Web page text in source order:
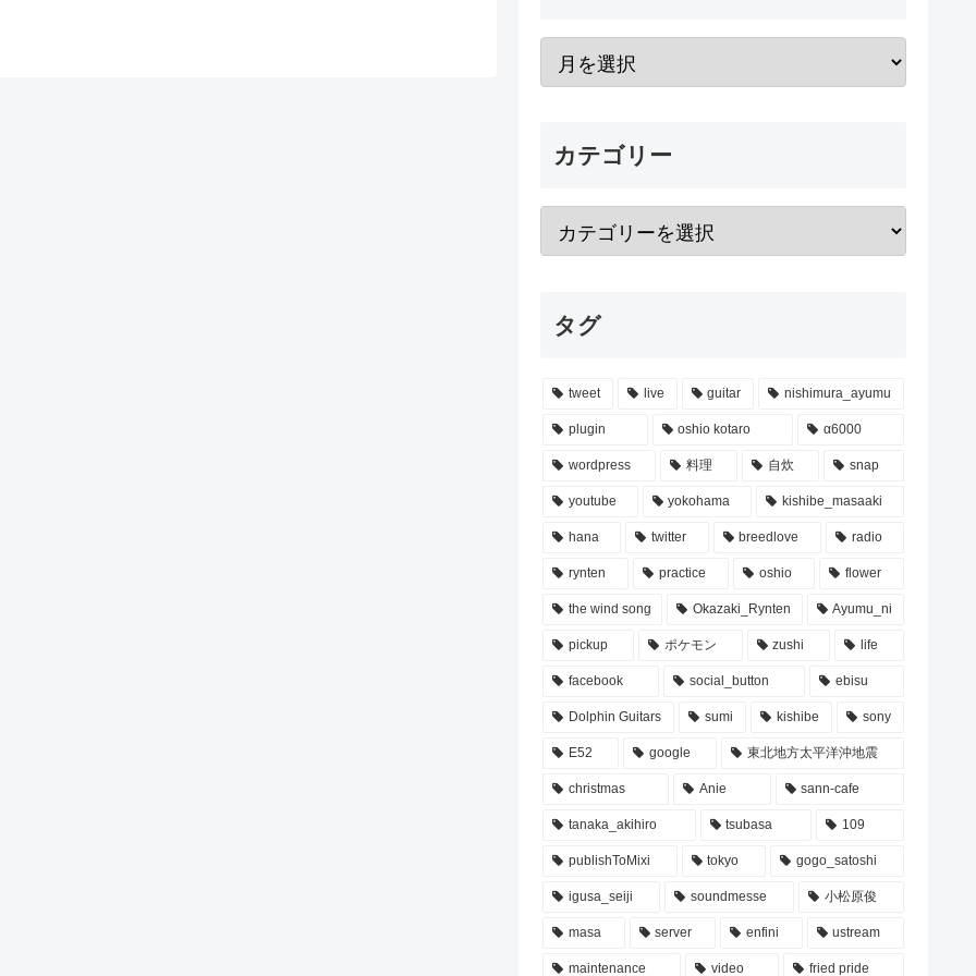
カテゴリー
タグ
tweet live guitar nishimura_ayumu
plugin oshio kotaro α6000
wordpress 料理 自炊 snap
youtube yokohama kishibe_masaaki
hana twitter breedlove radio
rynten practice oshio flower
the wind song Okazaki_Rynten Ayumu_ni
pickup ポケモン zushi life
facebook social_button ebisu
Dolphin Guitars sumi kishibe sony
E52 google 東北地方太平洋沖地震
christmas Anie sann-cafe
tanaka_akihiro tsubasa 109
publishToMixi tokyo gogo_satoshi
igusa_seiji soundmesse 小松原俊
masa server enfini ustream
maintenance video fried pride